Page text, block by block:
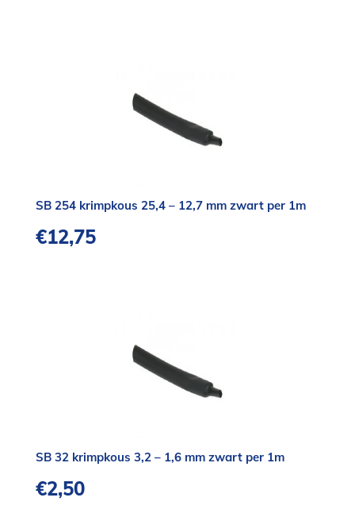
SB 254 krimpkous 25,4 – 12,7 mm zwart per 1m
€12,75
SB 32 krimpkous 3,2 – 1,6 mm zwart per 1m
€2,50